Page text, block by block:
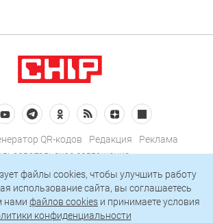
QR-кодов Редакция
Реклама
соглашение
конфиденциальности
Подписаться на рассылку
файлы cookies, чтобы улучшить работу
использование сайта, вы соглашаетесь
нами файлов cookies и принимаете условия
конфиденциальности